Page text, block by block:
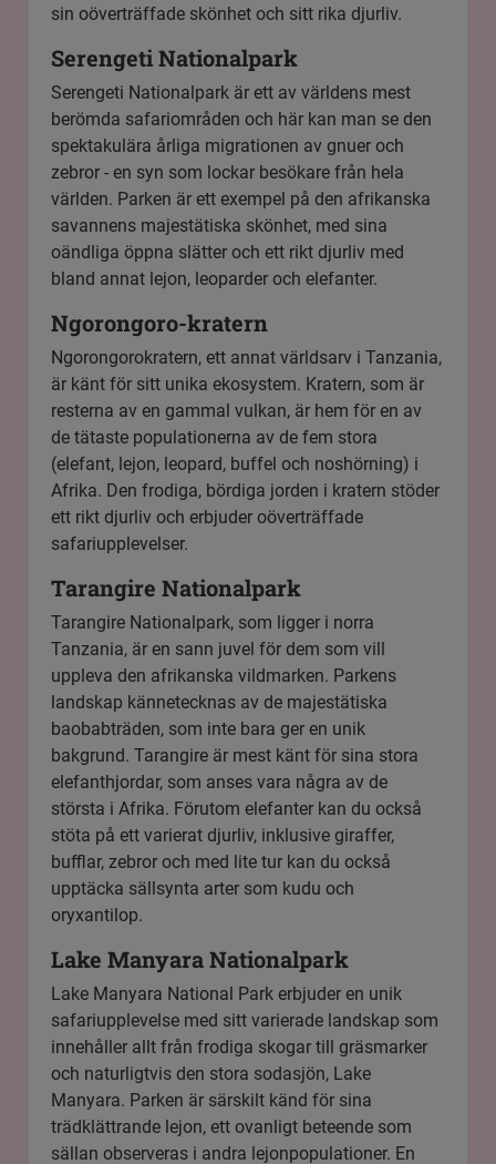
sin oöverträffade skönhet och sitt rika djurliv.
Serengeti Nationalpark
Serengeti Nationalpark är ett av världens mest
berömda safariområden och här kan man se den
spektakulära årliga migrationen av gnuer och
zebror - en syn som lockar besökare från hela
världen. Parken är ett exempel på den afrikanska
savannens majestätiska skönhet, med sina
oändliga öppna slätter och ett rikt djurliv med
bland annat lejon, leoparder och elefanter.
Ngorongoro-kratern
Ngorongorokratern, ett annat världsarv i Tanzania,
är känt för sitt unika ekosystem. Kratern, som är
resterna av en gammal vulkan, är hem för en av
de tätaste populationerna av de fem stora
(elefant, lejon, leopard, buffel och noshörning) i
Afrika. Den frodiga, bördiga jorden i kratern stöder
ett rikt djurliv och erbjuder oöverträffade
safariupplevelser.
Tarangire Nationalpark
Tarangire Nationalpark, som ligger i norra
Tanzania, är en sann juvel för dem som vill
uppleva den afrikanska vildmarken. Parkens
landskap kännetecknas av de majestätiska
baobabträden, som inte bara ger en unik
bakgrund. Tarangire är mest känt för sina stora
elefanthjordar, som anses vara några av de
största i Afrika. Förutom elefanter kan du också
stöta på ett varierat djurliv, inklusive giraffer,
bufflar, zebror och med lite tur kan du också
upptäcka sällsynta arter som kudu och
oryxantilop.
Lake Manyara Nationalpark
Lake Manyara National Park erbjuder en unik
safariupplevelse med sitt varierade landskap som
innehåller allt från frodiga skogar till gräsmarker
och naturligtvis den stora sodasjön, Lake
Manyara. Parken är särskilt känd för sina
trädklättrande lejon, ett ovanligt beteende som
sällan observeras i andra lejonpopulationer. En